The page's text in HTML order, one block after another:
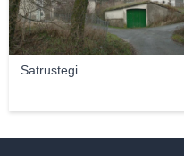
Satrustegi